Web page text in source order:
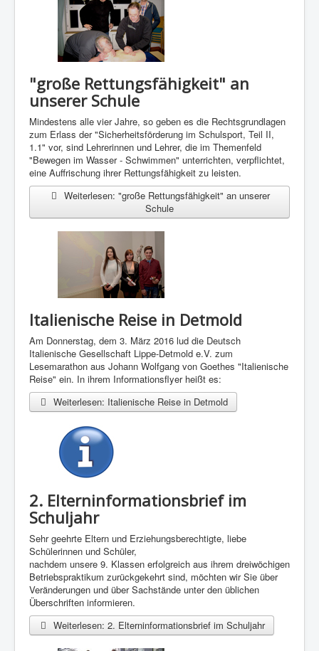
"große Rettungsfähigkeit" an
unserer Schule
Mindestens alle vier Jahre, so geben es die Rechtsgrundlagen
zum Erlass der "Sicherheitsförderung im Schulsport, Teil II,
1.1" vor, sind Lehrerinnen und Lehrer, die im Themenfeld
"Bewegen im Wasser - Schwimmen" unterrichten, verpflichtet,
eine Auffrischung ihrer Rettungsfähigkeit zu leisten.
Weiterlesen: "große Rettungsfähigkeit" an unserer
Schule
Italienische Reise in Detmold
Am Donnerstag, dem 3. März 2016 lud die Deutsch
Italienische Gesellschaft Lippe-Detmold e.V. zum
Lesemarathon aus Johann Wolfgang von Goethes "Italienische
Reise" ein. In ihrem Informationsflyer heißt es:
Weiterlesen: Italienische Reise in Detmold
2. Elterninformationsbrief im
Schuljahr
Sehr geehrte Eltern und Erziehungsberechtigte, liebe
Schülerinnen und Schüler,
nachdem unsere 9. Klassen erfolgreich aus ihrem dreiwöchigen
Betriebspraktikum zurückgekehrt sind, möchten wir Sie über
Veränderungen und über Sachstände unter den üblichen
Überschriften informieren.
Weiterlesen: 2. Elterninformationsbrief im Schuljahr